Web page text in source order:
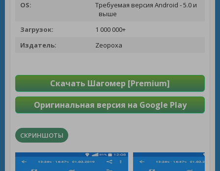
OS:
Требуемая версия Android - 5.0 и
выше
Загрузок:
1 000 000+
Издатель:
Zeopoxa
Скачать Шагомер [Premium]
Оригинальная версия на Google Play
СКРИНШОТЫ